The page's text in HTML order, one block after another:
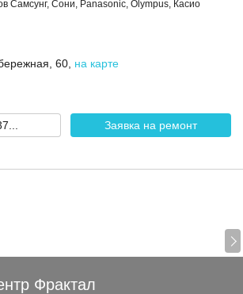
Самсунг, Сони, Panasonic, Olympus, Касио
60 на карте
Заявка на ремонт
Фрактал